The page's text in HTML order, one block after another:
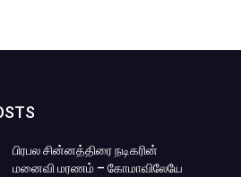
பிரபல சின்னத்திரை நடிகரின்
மனைவி மரணம் – கோமாவிலேயே